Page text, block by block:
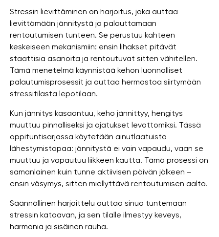
Stressin lievittäminen on harjoitus, joka auttaa
lievittämään jännitystä ja palauttamaan
rentoutumisen tunteen. Se perustuu kahteen
keskeiseen mekanismiin: ensin lihakset pitävät
staattisia asanoita ja rentoutuvat sitten vähitellen.
Tämä menetelmä käynnistää kehon luonnolliset
palautumisprosessit ja auttaa hermostoa siirtymään
stressitilasta lepotilaan.
Kun jännitys kasaantuu, keho jännittyy, hengitys
muuttuu pinnalliseksi ja ajatukset levottomiksi. Tässä
oppituntisarjassa käytetään ainutlaatuista
lähestymistapaa: jännitystä ei vain vapaudu, vaan se
muuttuu ja vapautuu liikkeen kautta. Tämä prosessi on
samanlainen kuin tunne aktiivisen päivän jälkeen –
ensin väsymys, sitten miellyttävä rentoutumisen aalto.
Säännöllinen harjoittelu auttaa sinua tuntemaan
stressin katoavan, ja sen tilalle ilmestyy keveys,
harmonia ja sisäinen rauha.